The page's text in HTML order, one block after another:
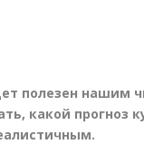
полезен нашим
какой прогноз